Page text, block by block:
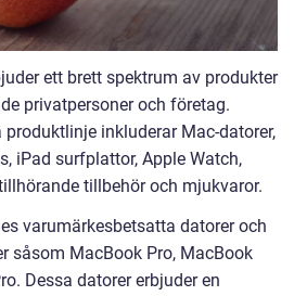
ett brett spektrum av produkter
privatpersoner och företag.
produktlinje inkluderar Mac-datorer,
iPad surfplattor, Apple Watch,
tillbehör och mjukvaror.
varumärkesbetsatta datorer och
såsom MacBook Pro, MacBook
Dessa datorer erbjuder en